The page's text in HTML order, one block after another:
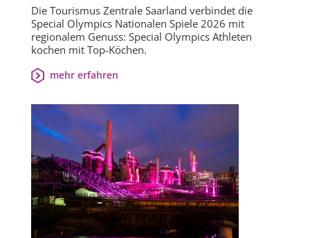
Die Tourismus Zentrale Saarland verbindet die
Special Olympics Nationalen Spiele 2026 mit
regionalem Genuss: Special Olympics Athleten
kochen mit Top-Köchen.
mehr erfahren